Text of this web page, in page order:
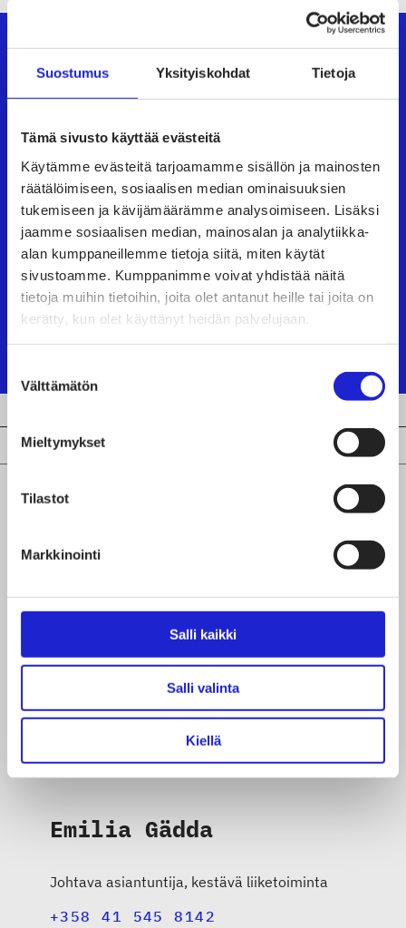
Suostumus Yksityiskohdat Tietoja
Tämä sivusto käyttää evästeitä
Käytämme evästeitä tarjoamamme sisällön ja mainosten
räätälöimiseen, sosiaalisen median ominaisuuksien
tukemiseen ja kävijämäärämme analysoimiseen. Lisäksi
jaamme sosiaalisen median, mainosalan ja analytiikka-
alan kumppaneillemme tietoja siitä, miten käytät
sivustoamme. Kumppanimme voivat yhdistää näitä
tietoja muihin tietoihin, joita olet antanut heille tai joita on
kerätty, kun olet käyttänyt heidän palvelujaan.
valinta
Välttämätön
Mieltymykset
Tilastot
Markkinointi
Salli kaikki
Salli valinta
Kiellä
Tiesitkö?
Tiesitkö?Tekstiilituotteet ovat erittäin
heterogeeninen ryhmä tuotteita. Kuluttajille
suunnattujen tavanomaistenvaatteiden ja
kodintekstiilien lisäksi tekstiilituotteita ovat
esimerkiksi terveydenhuollon tekstiilit,
hygieniatekstiilit, työ- ja suojavaatteet, julkisten
tilojen tekstiilit taigeotekstiilit.
Emilia Gädda
Johtava asiantuntija, kestävä liiketoiminta
+358 41 545 8142